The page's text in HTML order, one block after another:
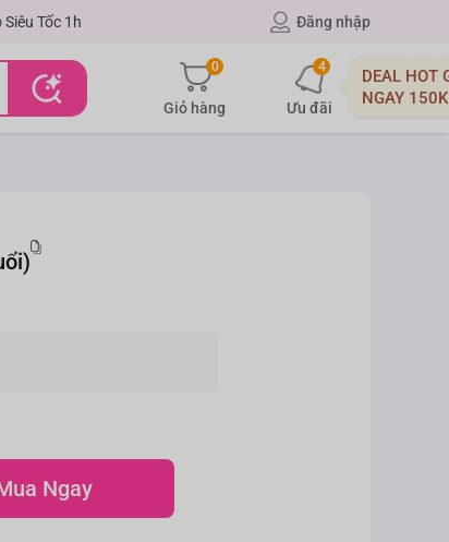
Tốc 1h Đăng nhập
0
Giỏ hàng
4
Ưu đãi
DEAL HOT
NGAY 150K
Ngay